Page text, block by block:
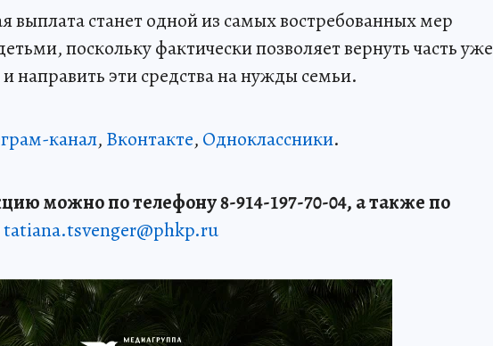
выплата станет одной из самых востребованных мер
поскольку фактически позволяет вернуть часть уже
направить эти средства на нужды семьи.
канал, Вконтакте, Одноклассники.
можно по телефону 8-914-197-70-04, а также по
tatiana.tsvenger@phkp.ru